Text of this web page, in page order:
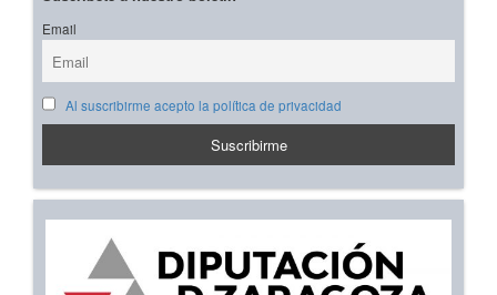
Email
Al suscribirme acepto la política de privacidad